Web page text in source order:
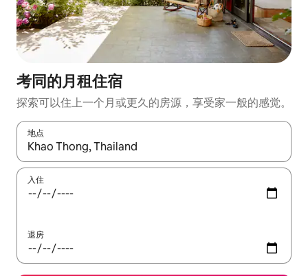
考同的月租住宿
探索可以住上一个月或更久的房源，享受家一般的感觉。
地点
如有搜索结果，请使用上下方向键查看，或通过点击或滑动手势
入住
退房